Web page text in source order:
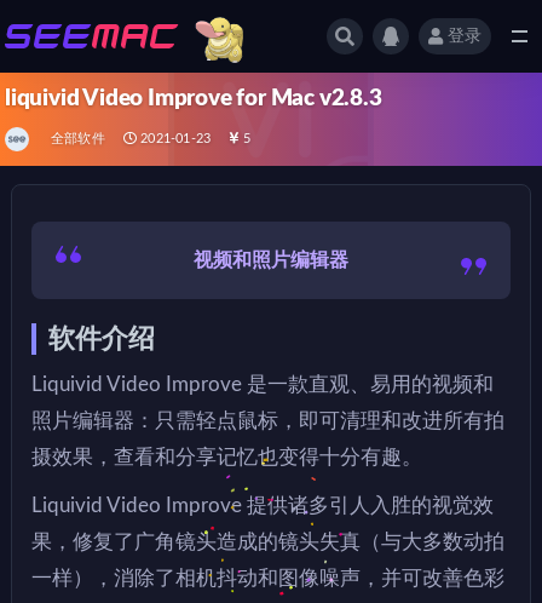
登录
liquivid Video Improve for Mac v2.8.3
全部软件 2021-01-23 5
视频和照片编辑器
软件介绍
Liquivid Video Improve 是一款直观、易用的视频和
照片编辑器：只需轻点鼠标，即可清理和改进所有拍
摄效果，查看和分享记忆也变得十分有趣。
Liquivid Video Improve 提供诸多引人入胜的视觉效
果，修复了广角镜头造成的镜头失真（与大多数动拍
一样），消除了相机抖动和图像噪声，并可改善色彩